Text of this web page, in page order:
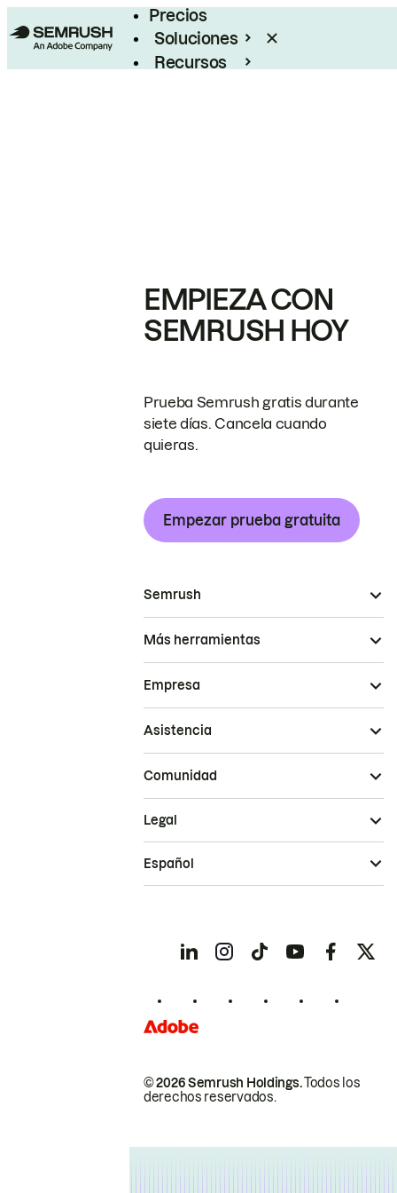
Precios
Soluciones
Recursos
EMPIEZA CON
SEMRUSH HOY
Prueba Semrush gratis durante
siete días. Cancela cuando
quieras.
Empezar prueba gratuita
Semrush
Más herramientas
Empresa
Asistencia
Comunidad
© 2026 Semrush Holdings.Todos los
derechos reservados.
Legal
Español